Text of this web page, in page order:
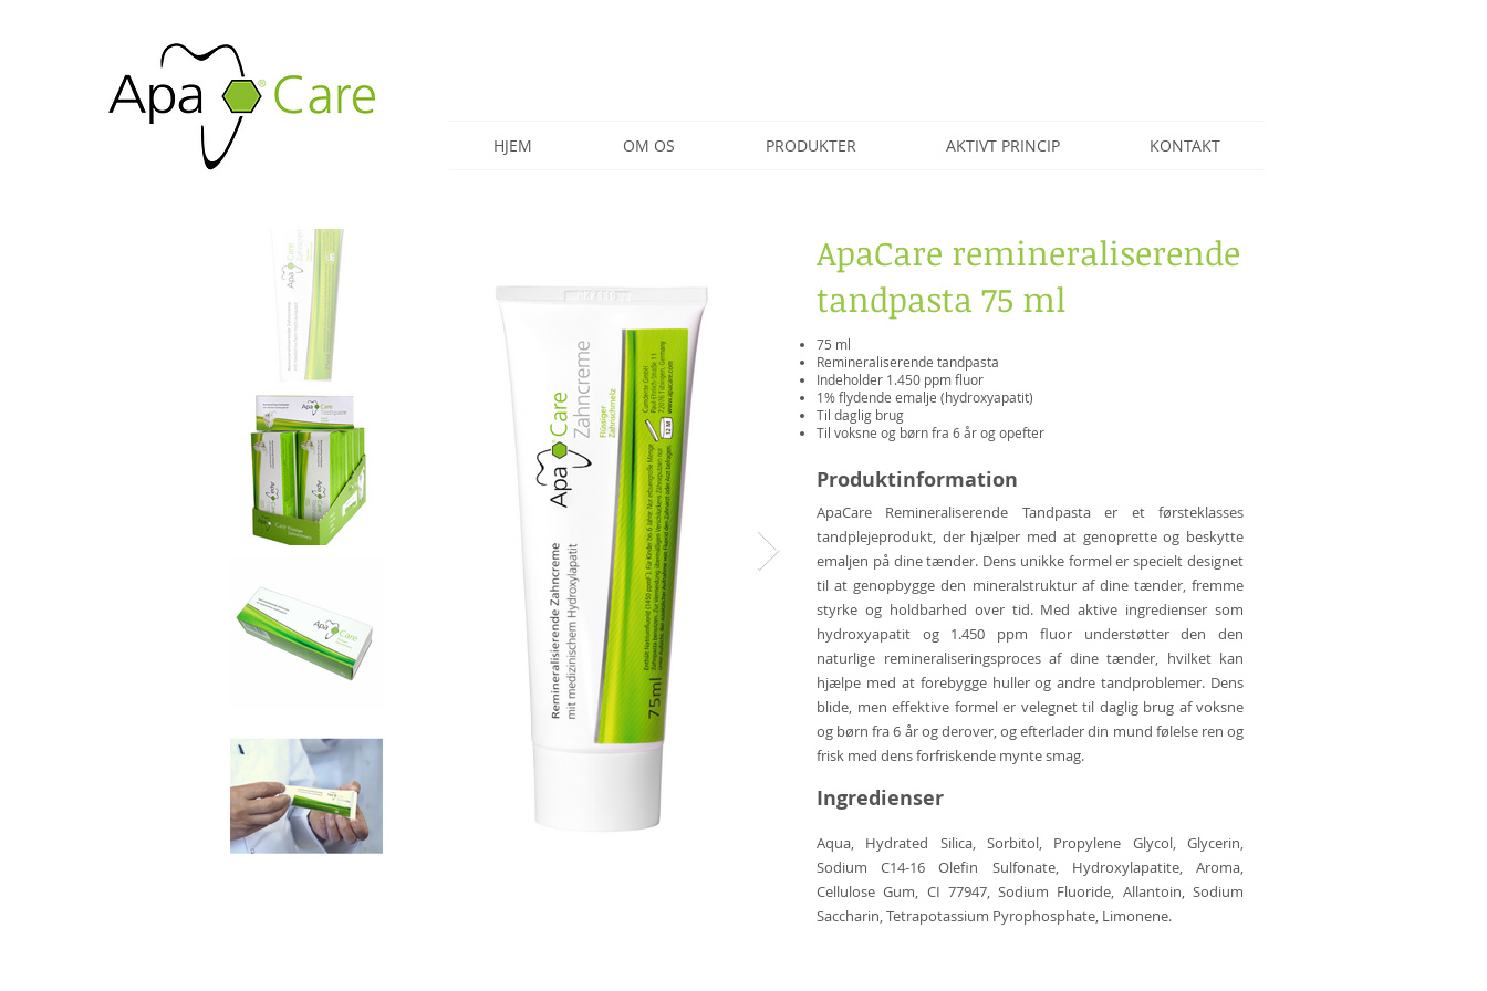
HJEM OM OS PRODUKTER AKTIVT PRINCIP KONTAKT
ApaCare remineraliserende
tandpasta 75 ml
75 ml
Remineraliserende tandpasta
Indeholder 1.450 ppm fluor
1% flydende emalje (hydroxyapatit)
Til daglig brug
Til voksne og børn fra 6 år og opefter
Produktinformation
ApaCare Remineraliserende Tandpasta er et førsteklasses
tandplejeprodukt, der hjælper med at genoprette og beskytte
emaljen på dine tænder. Dens unikke formel er specielt designet
til at genopbygge den mineralstruktur af dine tænder, fremme
styrke og holdbarhed over tid. Med aktive ingredienser som
hydroxyapatit og 1.450 ppm fluor understøtter den den
naturlige remineraliseringsproces af dine tænder, hvilket kan
hjælpe med at forebygge huller og andre tandproblemer. Dens
blide, men effektive formel er velegnet til daglig brug af voksne
og børn fra 6 år og derover, og efterlader din mund følelse ren og
frisk med dens forfriskende mynte smag.
Ingredienser
Aqua, Hydrated Silica, Sorbitol, Propylene Glycol, Glycerin,
Sodium C14-16 Olefin Sulfonate, Hydroxylapatite, Aroma,
Cellulose Gum, CI 77947, Sodium Fluoride, Allantoin, Sodium
Saccharin, Tetrapotassium Pyrophosphate, Limonene.